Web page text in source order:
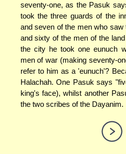
seventy-one, as the Pasuk
took the three guards of the
and seven of the men who
and sixty of the men of the
the city he took one eunuch
men of war (making seventy-
refer to him as a 'eunuch'?
Halachah. One Pasuk says
king's face), whilst another
the two scribes of the Dayanim.